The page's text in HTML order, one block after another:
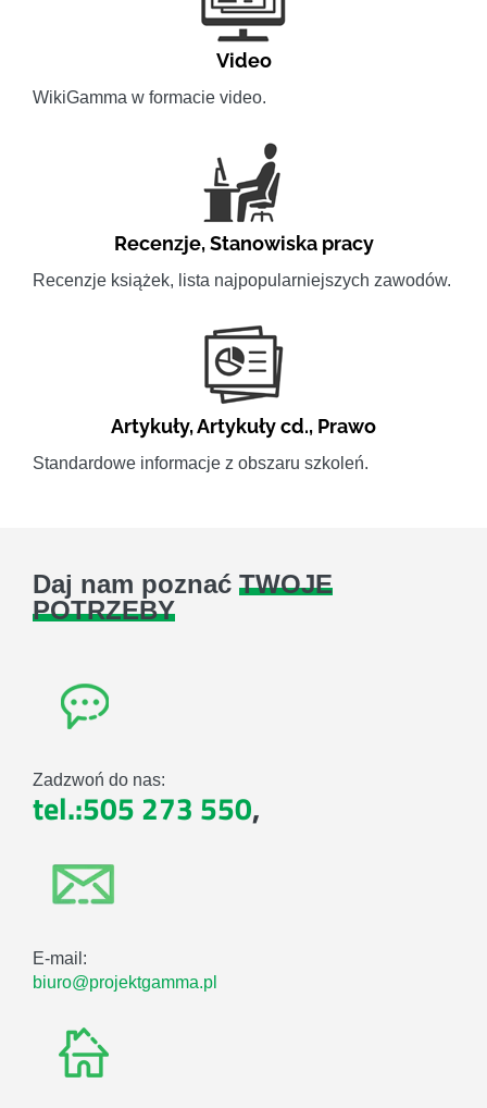
Video
WikiGamma w formacie video.
Recenzje,Stanowiska pracy
Recenzje książek, lista najpopularniejszych zawodów.
Artykuły,Artykuły cd., Prawo
Standardowe informacje z obszaru szkoleń.
Daj nam poznać TWOJE
POTRZEBY
Zadzwoń do nas:
tel.:505 273 550,
E-mail:
biuro@projektgamma.pl